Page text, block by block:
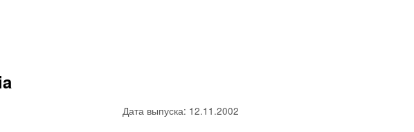
Дата выпуска: 12.11.2002